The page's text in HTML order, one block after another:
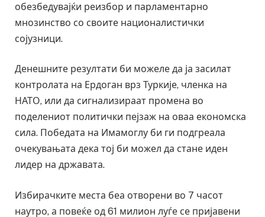
обезбедувајќи реизбор и парламентарно
мнозинство со своите националистички
сојузници.
Денешните резултати би можеле да ја засилат
контролата на Ердоган врз Туркије, членка на
НАТО, или да сигнализираат промена во
поделениот политички пејзаж на оваа економска
сила. Победата на Имамоглу би ги подгреала
очекувањата дека тој би можел да стане иден
лидер на државата.
Избирачките места беа отворени во 7 часот
наутро, а повеќе од 61 милион луѓе се пријавени